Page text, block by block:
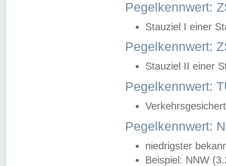
Pegelkennwert:
Stauziel I einer
Pegelkennwert:
Stauziel II einer
Pegelkennwert:
Pegelkennwert:
niedrigster
Beispiel: NNW